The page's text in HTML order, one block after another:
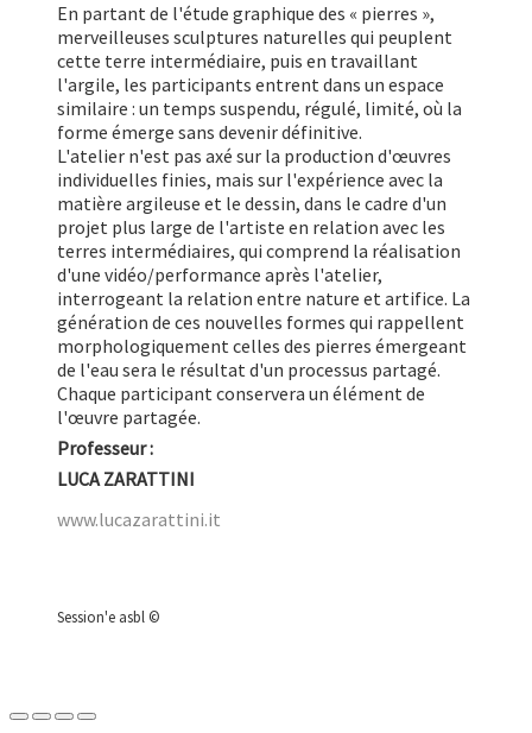
En partant de l'étude graphique des « pierres »,
merveilleuses sculptures naturelles qui peuplent
cette terre intermédiaire, puis en travaillant
l'argile, les participants entrent dans un espace
similaire : un temps suspendu, régulé, limité, où la
forme émerge sans devenir définitive.
L'atelier n'est pas axé sur la production d'œuvres
individuelles finies, mais sur l'expérience avec la
matière argileuse et le dessin, dans le cadre d'un
projet plus large de l'artiste en relation avec les
terres intermédiaires, qui comprend la réalisation
d'une vidéo/performance après l'atelier,
interrogeant la relation entre nature et artifice. La
génération de ces nouvelles formes qui rappellent
morphologiquement celles des pierres émergeant
de l'eau sera le résultat d'un processus partagé.
Chaque participant conservera un élément de
l'œuvre partagée.
Professeur :
LUCA ZARATTINI
www.lucazarattini.it
Session'e asbl ©